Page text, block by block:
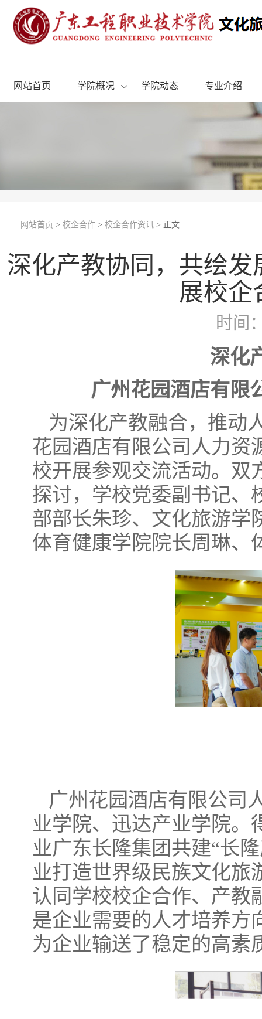
网站首页 学院概况 学院动态 专业介绍
网站首页 > 校企合作 > 校企合作资讯 > 正文
深化产教协同，共绘
展校企
时间
深化
广州花园酒店有限
为深化产教融合，推动
花园酒店有限公司人力资
校开展参观交流活动。双
探讨，学校党委副书记、
部部长朱珍、文化旅游学
体育健康学院院长周琳、
广州花园酒店有限公司
业学院、迅达产业学院。
业广东长隆集团共建“长
业打造世界级民族文化旅
认同学校校企合作、产教
是企业需要的人才培养方
为企业输送了稳定的高素